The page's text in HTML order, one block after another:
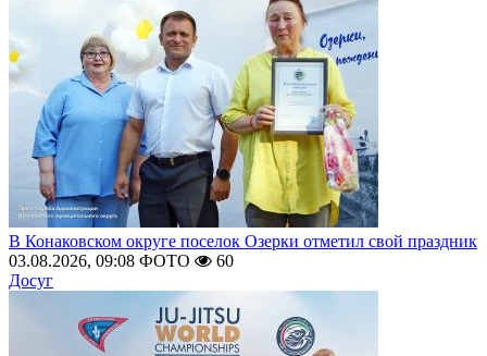
В Конаковском округе поселок Озерки отметил свой праздник
03.08.2026, 09:08 ФОТО
60
Досуг